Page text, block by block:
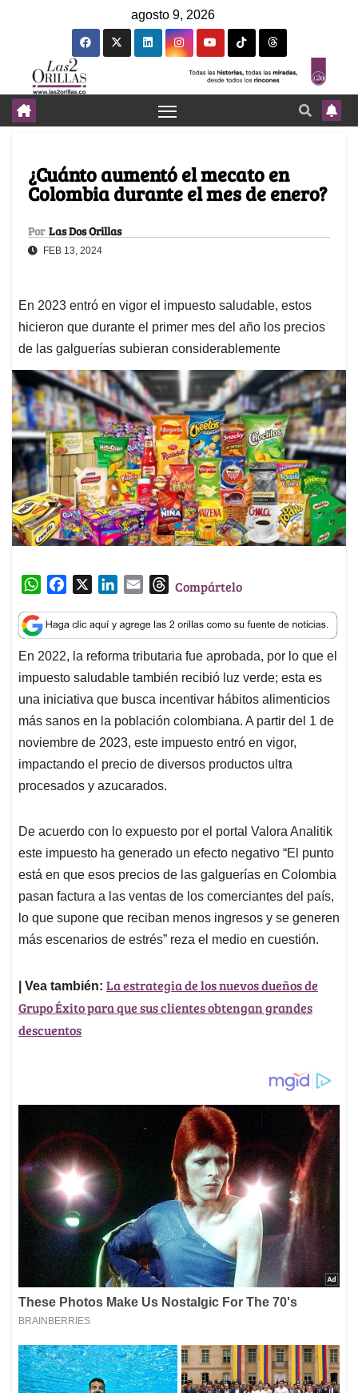
agosto 9, 2026
¿Cuánto aumentó el mecato en
Colombia durante el mes de enero?
Por Las Dos Orillas
FEB 13, 2024
En 2023 entró en vigor el impuesto saludable, estos
hicieron que durante el primer mes del año los precios
de las galguerías subieran considerablemente
W
a
t
s
A
p
p
c
e
b
o
o
k
n
k
e
d
I
n
a
i
l
T
r
e
a
d
s
Compártelo
En 2022, la reforma tributaria fue aprobada, por lo que el
impuesto saludable también recibió luz verde; esta es
una iniciativa que busca incentivar hábitos alimenticios
más sanos en la población colombiana. A partir del 1 de
noviembre de 2023, este impuesto entró en vigor,
impactando el precio de diversos productos ultra
procesados y azucarados.
De acuerdo con lo expuesto por el portal Valora Analitik
este impuesto ha generado un efecto negativo “El punto
está en que esos precios de las galguerías en Colombia
pasan factura a las ventas de los comerciantes del país,
lo que supone que reciban menos ingresos y se generen
más escenarios de estrés” reza el medio en cuestión.
| Vea también: La estrategia de los nuevos dueños de
Grupo Éxito para que sus clientes obtengan grandes
descuentos